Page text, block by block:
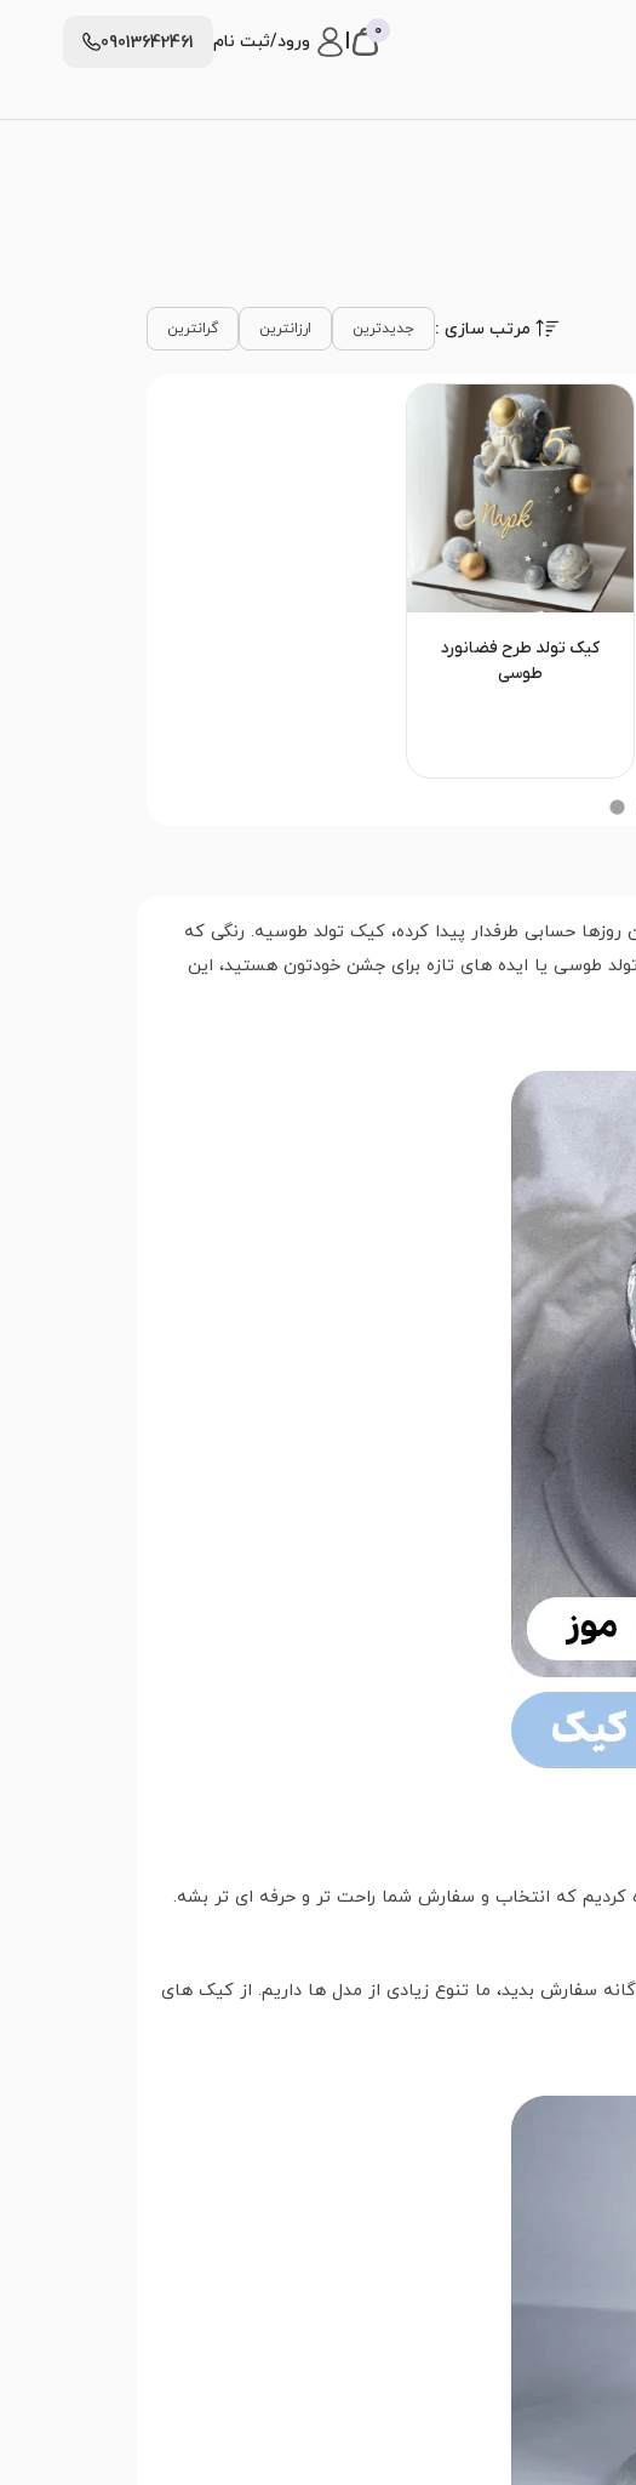
0 ورود/ثبت نام 09013642461
مرتب سازی : جدیدترین ارزانترین گرانترین
کیک تولد طرح فضانورد
طوسی
حسابی طرفدار پیدا کرده، کیک تولد طوسیه. رنگی که
طوسی یا ایده های تازه برای جشن خودتون هستید، این
که انتخاب و سفارش شما راحت تر و حرفه ای تر بشه.
سفارش بدید، ما تنوع زیادی از مدل ها داریم. از کیک های